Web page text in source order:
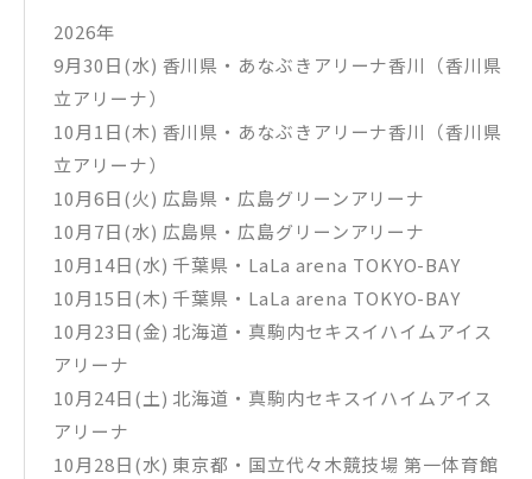
8. 道徳と皿
9. Magic
10. Feeling
11. Variety
12. No.7
13. 青と夏
14. どこかで日は昇る
15. Loneliness
16. breakfast
17. 天国
18. ニュー・マイ・ノーマル
19. ダンスホール
20. ケセラセラ
21. ライラック
EN1. 我逢人
【特典映像】Documentary — Episode 9 “MGA MAGICAL 10
YEARS ANNIVERSARY LIVE ～FJORD～ ON SCREEN”
2026年
9月30日(水) 香川県・あなぶきアリーナ香川（香川県
立アリーナ）
10月1日(木) 香川県・あなぶきアリーナ香川（香川県
立アリーナ）
10月6日(火) 広島県・広島グリーンアリーナ
10月7日(水) 広島県・広島グリーンアリーナ
10月14日(水) 千葉県・LaLa arena TOKYO-BAY
10月15日(木) 千葉県・LaLa arena TOKYO-BAY
10月23日(金) 北海道・真駒内セキスイハイムアイス
アリーナ
10月24日(土) 北海道・真駒内セキスイハイムアイス
アリーナ
10月28日(水) 東京都・国立代々木競技場 第一体育館